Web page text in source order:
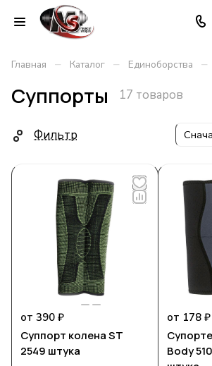
Главная – Каталог – Единоборства –
Суппорты 17 товаров
Фильтр
от 390 ₽
Суппорт колена ST
2549 штука
от 178 ₽
Body